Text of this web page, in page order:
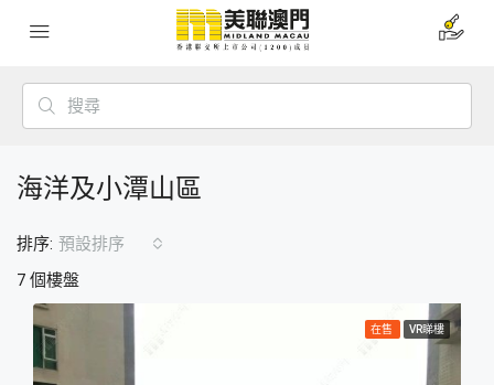
海洋及小潭山區
7 個樓盤
排序: 預設排序
在售 VR睇樓